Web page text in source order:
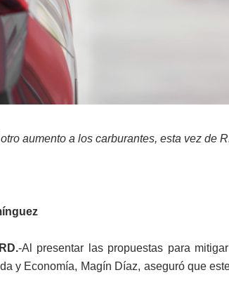
aumento a los carburantes, esta vez de
-Al presentar las propuestas para
y Economía, Magín Díaz, aseguró que